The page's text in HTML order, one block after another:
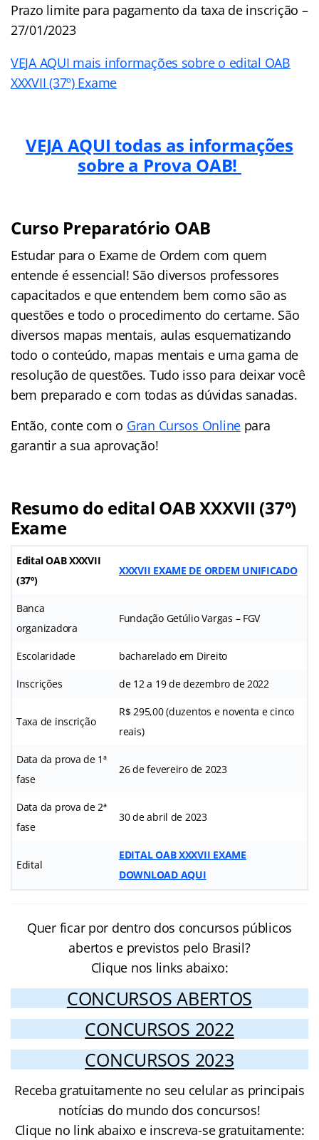
Prazo limite para pagamento da taxa de inscrição –
27/01/2023
VEJA AQUI mais informações sobre o edital OAB
XXXVII (37º) Exame
VEJA AQUI todas as informações
sobre a Prova OAB!
Curso Preparatório OAB
Estudar para o Exame de Ordem com quem
entende é essencial! São diversos professores
capacitados e que entendem bem como são as
questões e todo o procedimento do certame. São
diversos mapas mentais, aulas esquematizando
todo o conteúdo, mapas mentais e uma gama de
resolução de questões. Tudo isso para deixar você
bem preparado e com todas as dúvidas sanadas.
Então, conte com o Gran Cursos Online para
garantir a sua aprovação!
Resumo do edital OAB XXXVII (37º)
Exame
Edital OAB XXXVII
(37º)
XXXVII EXAME DE ORDEM UNIFICADO
Banca
organizadora
Fundação Getúlio Vargas – FGV
Escolaridade bacharelado em Direito
Inscrições de 12 a 19 de dezembro de 2022
Taxa de inscrição
R$ 295,00 (duzentos e noventa e cinco
reais)
Data da prova de 1ª
fase
26 de fevereiro de 2023
Data da prova de 2ª
fase
30 de abril de 2023
Edital
EDITAL OAB XXXVII EXAME
DOWNLOAD AQUI
Quer ficar por dentro dos concursos públicos
abertos e previstos pelo Brasil?
Clique nos links abaixo:
CONCURSOS ABERTOS
CONCURSOS 2022
CONCURSOS 2023
Receba gratuitamente no seu celular as principais
notícias do mundo dos concursos!
Clique no link abaixo e inscreva-se gratuitamente: